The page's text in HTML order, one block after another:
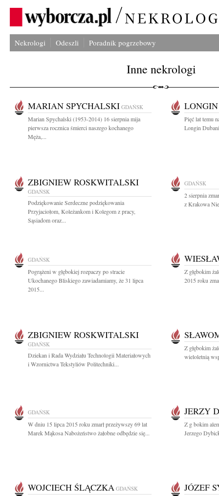
Nekrologi Odeszli Poradnik pogrzebowy
Inne nekrologi
MARIAN SPYCHALSKI GDAŃSK
Marian Spychalski (1953-2014) 16 sierpnia mija
pierwsza rocznica śmierci naszego kochanego
Męża,...
Pięć lat temu
Longin
ZBIGNIEW ROSKWITALSKI
GDAŃSK
Podziękowanie Serdeczne podziękowania
Przyjaciołom, Koleżankom i Kolegom z pracy,
Sąsiadom oraz...
GDAŃSK
2 sierpnia
z Krakowa
GDAŃSK
Pogrążeni w głębokiej rozpaczy po stracie
Ukochanego Bliskiego zawiadamiamy, że 31 lipca
2015...
Z głębokim
2015 roku
ZBIGNIEW ROSKWITALSKI
GDAŃSK
Dziekan i Rada Wydziału Technologii Materiałowych
i Wzornictwa Tekstyliów Politechniki...
Z głębokim
wieloletnią
GDAŃSK
W dniu 15 lipca 2015 roku zmarł przeżywszy 69 lat
Marek Mąkosa Nabożeństwo żałobne odbędzie się...
JERZY
Z g bokim
Jerzego
WOJCIECH ŚLĄCZKA GDAŃSK JÓZEF